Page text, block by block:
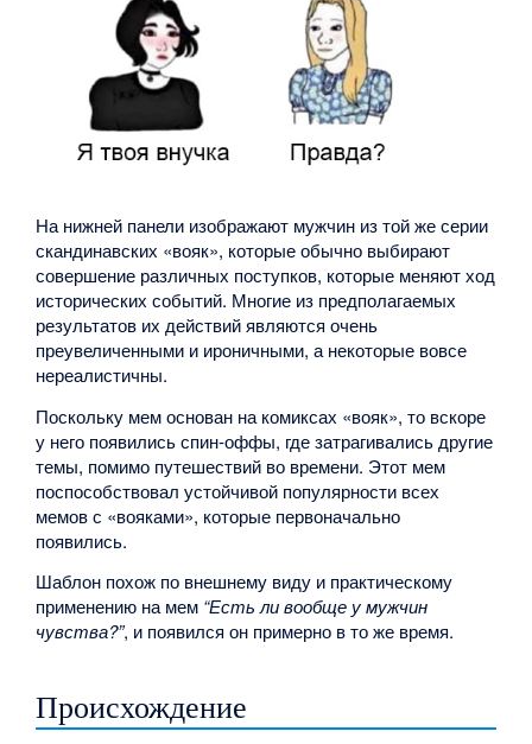
На нижней панели изображают мужчин из той же серии
скандинавских «вояк», которые обычно выбирают
совершение различных поступков, которые меняют ход
исторических событий. Многие из предполагаемых
результатов их действий являются очень
преувеличенными и ироничными, а некоторые вовсе
нереалистичны.
Поскольку мем основан на комиксах «вояк», то вскоре
у него появились спин-оффы, где затрагивались другие
темы, помимо путешествий во времени. Этот мем
поспособствовал устойчивой популярности всех
мемов с «вояками», которые первоначально
появились.
Шаблон похож по внешнему виду и практическому
применению на мем “Есть ли вообще у мужчин
чувства?”, и появился он примерно в то же время.
Происхождение